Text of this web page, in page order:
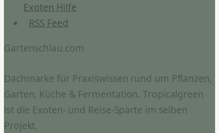
Exoten Hilfe
RSS Feed
Gartenschlau.com
Dachmarke für Praxiswissen rund um Pflanzen,
Garten, Küche & Fermentation. Tropicalgreen
ist die Exoten- und Reise-Sparte im selben
Projekt.